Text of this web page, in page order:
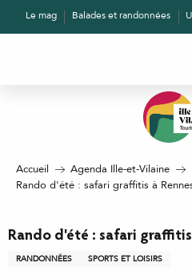
AllerLe mag Balades et randonnées
Accueil
Agenda Ille-et-Vilaine
Rando d'été : safari graffitis à
Rando d'été : safari graffitis
RANDONNÉES SPORTS ET LOISIRS